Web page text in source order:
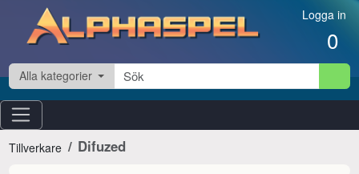
Hoppa till innehåll Logga in
0
Alla kategorier
Tillverkare Difuzed